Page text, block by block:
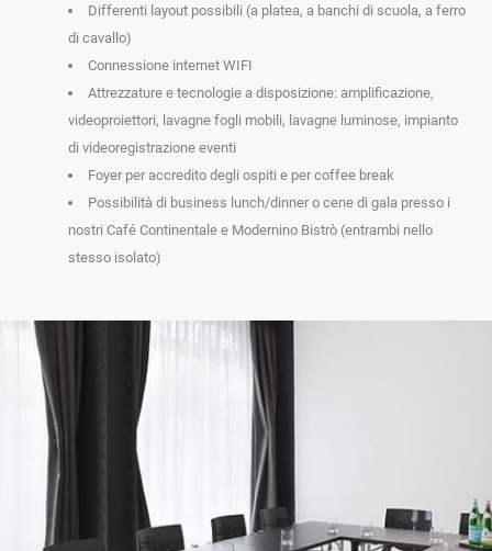
Differenti layout possibili (a platea, a banchi di scuola, a ferro
di cavallo)
Connessione internet WIFI
Attrezzature e tecnologie a disposizione: amplificazione,
videoproiettori, lavagne fogli mobili, lavagne luminose, impianto
di videoregistrazione eventi
Foyer per accredito degli ospiti e per coffee break
Possibilità di business lunch/dinner o cene di gala presso i
nostri Café Continentale e Modernino Bistrò (entrambi nello
stesso isolato)